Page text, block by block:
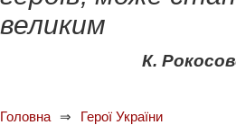
великим
К.
Головна Герої України